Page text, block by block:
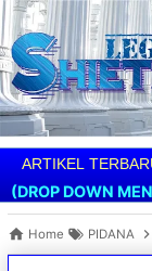
(DROP DOWN
Home PIDANA